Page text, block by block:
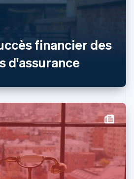
financier des
d'assurance